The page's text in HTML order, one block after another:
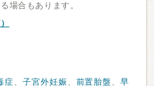
場合もあります。
症、 子宮外妊娠、 前置胎盤、早